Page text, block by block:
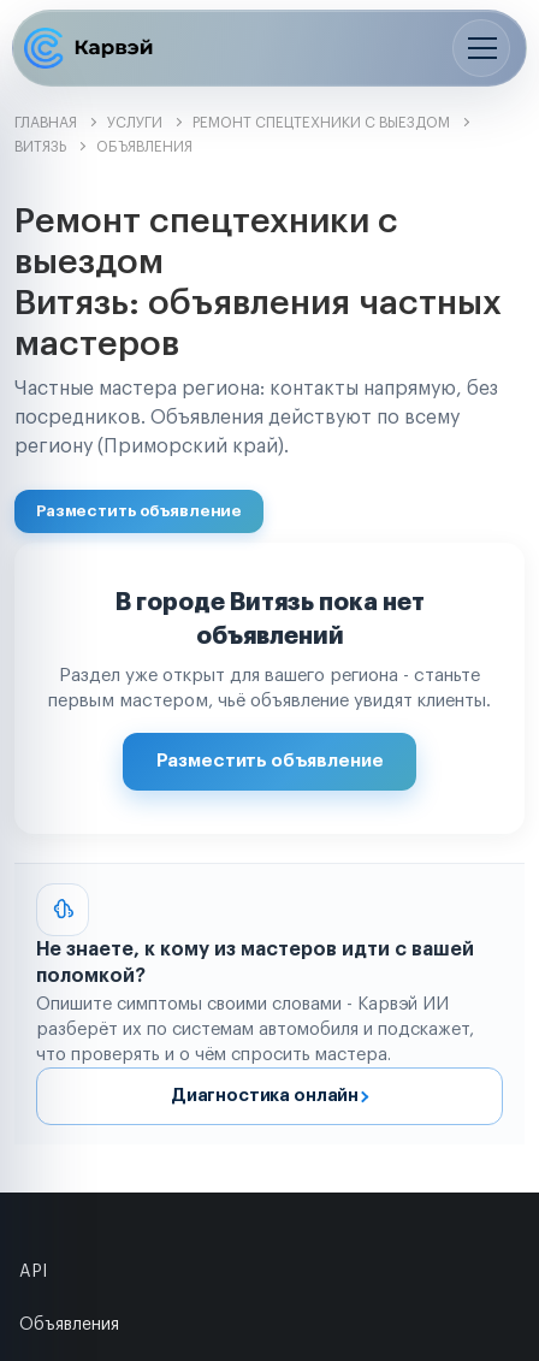
ГЛАВНАЯ УСЛУГИ
РЕМОНТ СПЕЦТЕХНИКИ С ВЫЕЗДОМ
ВИТЯЗЬ
ОБЪЯВЛЕНИЯ
Ремонт спецтехники с
выездом
Витязь: объявления частных
мастеров
Частные мастера региона: контакты напрямую, без
посредников. Объявления действуют по всему
региону (Приморский край).
Разместить объявление
В городе Витязь пока нет
объявлений
Раздел уже открыт для вашего региона - станьте
первым мастером, чьё объявление увидят клиенты.
Разместить объявление
Не знаете, к кому из мастеров идти с вашей
поломкой?
Опишите симптомы своими словами - Карвэй ИИ
разберёт их по системам автомобиля и подскажет,
что проверять и о чём спросить мастера.
Диагностика онлайн
API
Объявления